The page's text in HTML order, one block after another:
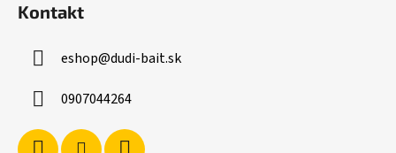
Kontakt
eshop@dudi-bait.sk
0907044264